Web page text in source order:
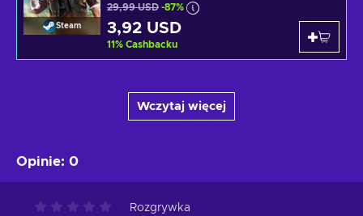
Steam
29,99 USD -87%
3,92 USD
11% Cashbacku
Wczytaj więcej
Opinie: 0
Rozgrywka